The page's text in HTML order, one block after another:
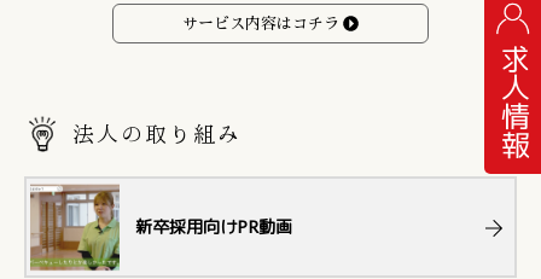
サービス内容はコチラ
法人の取り組み
新卒採用向けPR動画
求人情報